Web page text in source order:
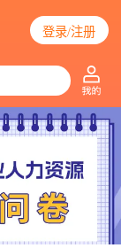
登录/注册